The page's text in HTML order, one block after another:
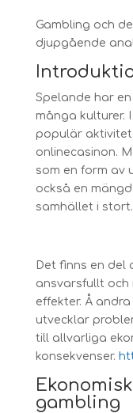
Gambling och
djupgående
Spelande har
många kulturer.
populär
onlinecasinon.
som en form av
också en
samhället i stort.
Det finns en del
ansvarsfullt och
effekter. Å
utvecklar
till allvarliga
konsekvenser.
gambling